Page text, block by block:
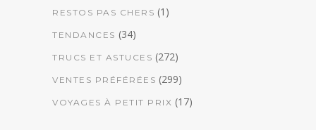
RESTOS PAS CHERS (1)
TENDANCES (34)
TRUCS ET ASTUCES (272)
VENTES PRÉFÉRÉES (299)
VOYAGES À PETIT PRIX (17)